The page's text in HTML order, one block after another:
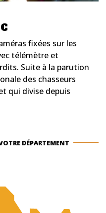
fixées sur les
télémètre et
Suite à la parution
des chasseurs
qui divise depuis
DÉPARTEMENT